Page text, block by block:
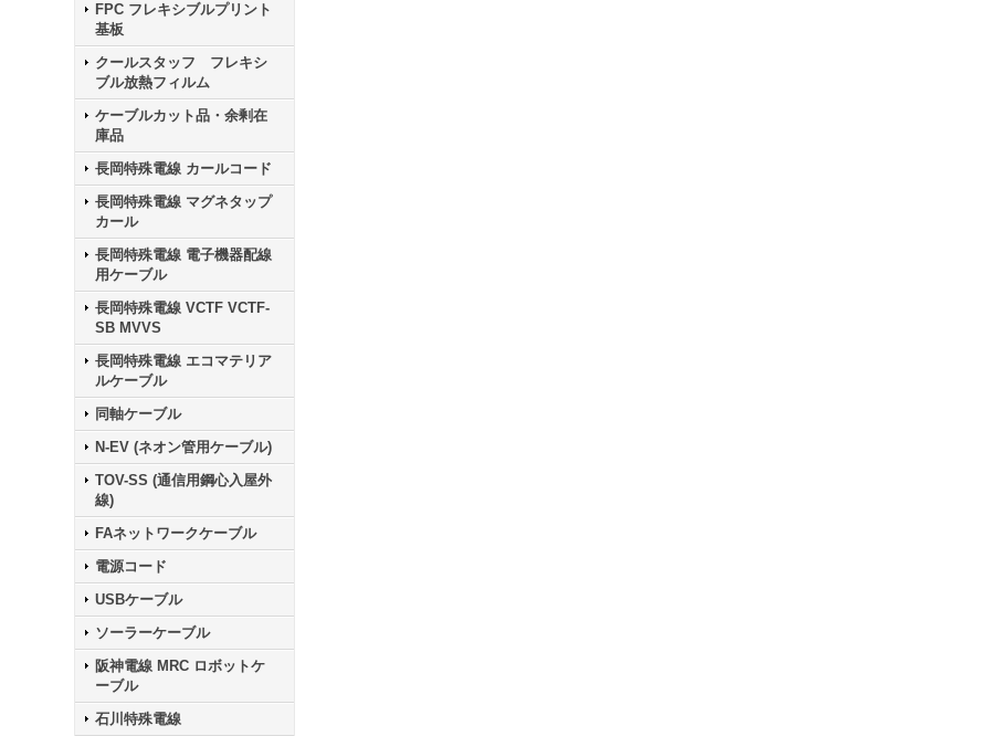
FPC フレキシブルプリント
基板
クールスタッフ フレキシ
ブル放熱フィルム
ケーブルカット品・余剰在
庫品
長岡特殊電線 カールコード
長岡特殊電線 マグネタップ
カール
長岡特殊電線 電子機器配線
用ケーブル
長岡特殊電線 VCTF VCTF-
SB MVVS
長岡特殊電線 エコマテリア
ルケーブル
同軸ケーブル
N-EV (ネオン管用ケーブル)
TOV-SS (通信用鋼心入屋外
線)
FAネットワークケーブル
電源コード
USBケーブル
ソーラーケーブル
阪神電線 MRC ロボットケ
ーブル
石川特殊電線